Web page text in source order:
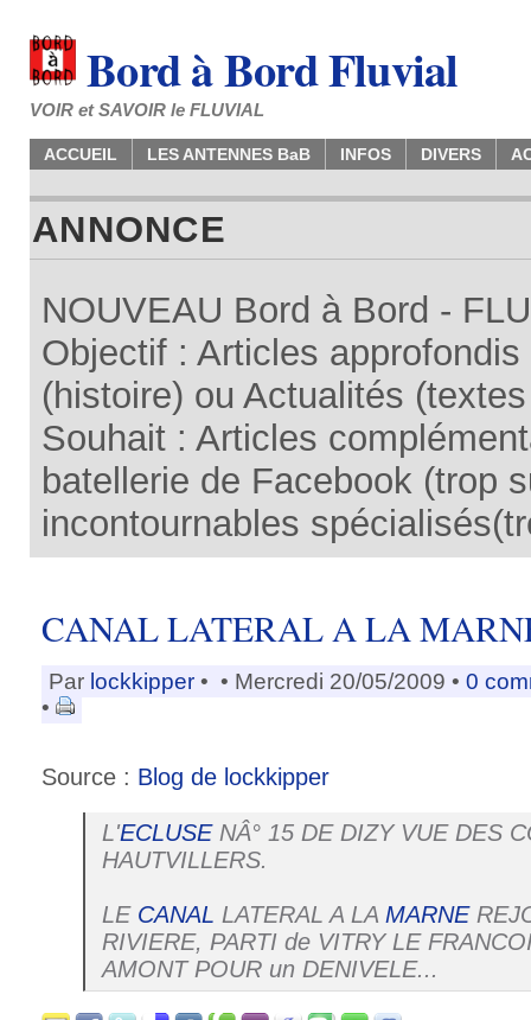
Bord à Bord Fluvial
VOIR et SAVOIR le FLUVIAL
ACCUEIL LES ANTENNES BaB INFOS DIVERS
ANNONCE
NOUVEAU Bord à Bord -
Objectif : Articles
(histoire) ou Actualités
Souhait : Articles
batellerie de Facebook (trop
incontournables
CANAL LATERAL A LA
Par lockkipper • • Mercredi 20/05/2009 • 0
•
Source : Blog de lockkipper
L'ECLUSENÂ° 15 DE DIZY VUE DES
HAUTVILLERS.
LE CANAL LATERAL A LA MARNE
RIVIERE, PARTI de VITRY LE
AMONT POUR un DENIVELE...